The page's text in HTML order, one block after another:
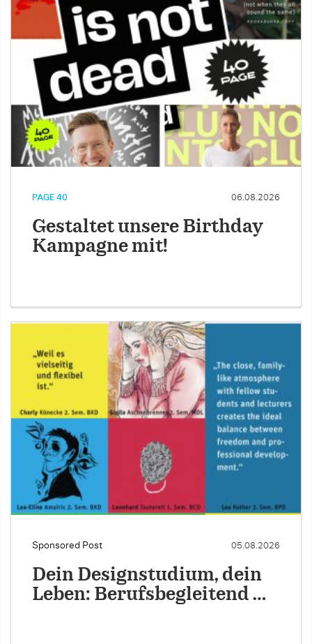
PAGE 40 06.08.2026
Gestaltet unsere Birthday
Kampagne mit!
Sponsored Post 05.08.2026
Dein Designstudium, dein
Leben: Berufsbegleitend …